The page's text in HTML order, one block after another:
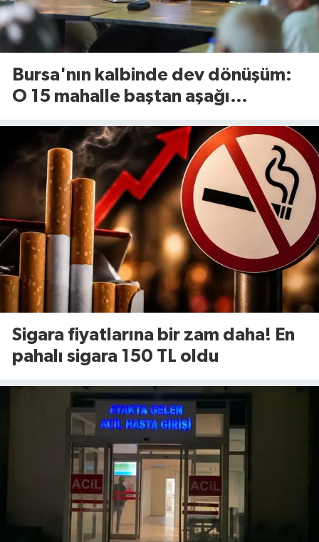
Bursa'nın kalbinde dev dönüşüm:
O 15 mahalle baştan aşağı
Sigara fiyatlarına bir zam daha! En
pahalı sigara 150 TL oldu